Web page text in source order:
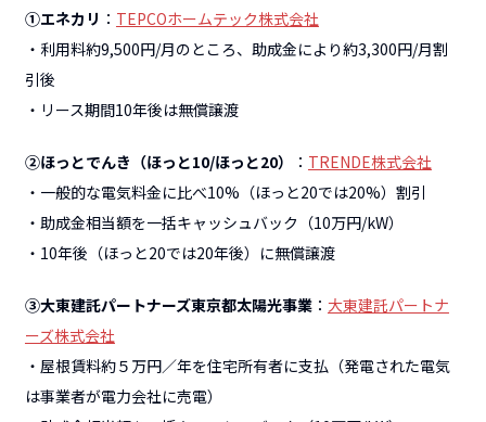
①エネカリ ： TEPCOホームテック株式会社
・利用料約9,500円/月のところ、助成金により約3,300円/月割
引後
・リース期間10年後は無償譲渡
②ほっとでんき（ほっと10/ほっと20） ： TRENDE株式会社
・一般的な電気料金に比べ10%（ほっと20では20%）割引
・助成金相当額を一括キャッシュバック（10万円/kW）
・10年後（ほっと20では20年後）に無償譲渡
③大東建託パートナーズ東京都太陽光事業： 大東建託パートナ
ーズ株式会社
・屋根賃料約５万円／年を住宅所有者に支払（発電された電気
は事業者が電力会社に売電）